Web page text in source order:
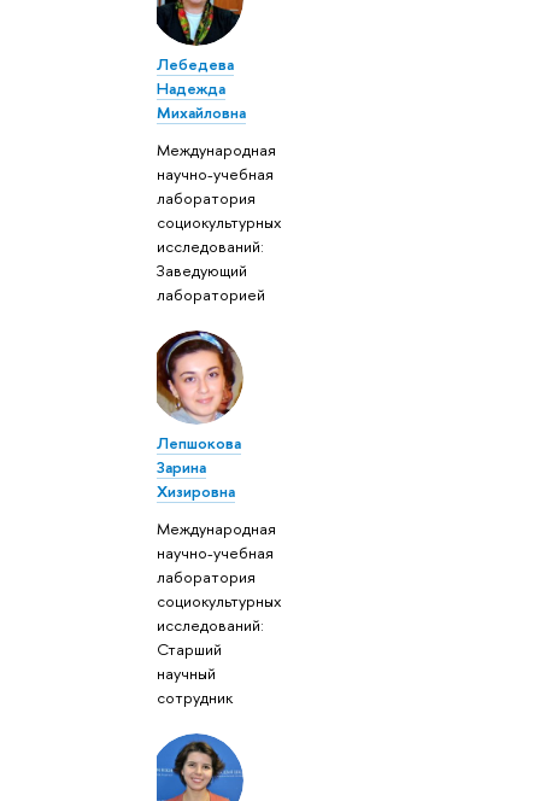
Лебедева
Надежда
Михайловна
Международная
научно-учебная
лаборатория
социокультурных
исследований:
Заведующий
лабораторией
Лепшокова
Зарина
Хизировна
Международная
научно-учебная
лаборатория
социокультурных
исследований:
Старший
научный
сотрудник